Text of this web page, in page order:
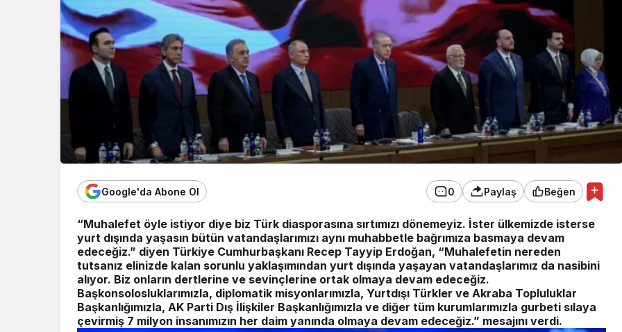
Google'da Abone Ol 0 Paylaş Beğen
“Muhalefet öyle istiyor diye biz Türk diasporasına sırtımızı dönemeyiz. İster ülkemizde isterse
yurt dışında yaşasın bütün vatandaşlarımızı aynı muhabbetle bağrımıza basmaya devam
edeceğiz.” diyen Türkiye Cumhurbaşkanı Recep Tayyip Erdoğan, “Muhalefetin nereden
tutsanız elinizde kalan sorunlu yaklaşımından yurt dışında yaşayan vatandaşlarımız da nasibini
alıyor. Biz onların dertlerine ve sevinçlerine ortak olmaya devam edeceğiz.
Başkonsolosluklarımızla, diplomatik misyonlarımızla, Yurtdışı Türkler ve Akraba Topluluklar
Başkanlığımızla, AK Parti Dış İlişkiler Başkanlığımızla ve diğer tüm kurumlarımızla gurbeti sılaya
çevirmiş 7 milyon insanımızın her daim yanında olmaya devam edeceğiz.” mesajını verdi.